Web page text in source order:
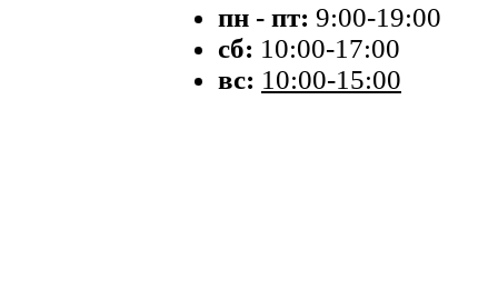
пн - пт: 9:00-19:00
сб: 10:00-17:00
вс: 10:00-15:00